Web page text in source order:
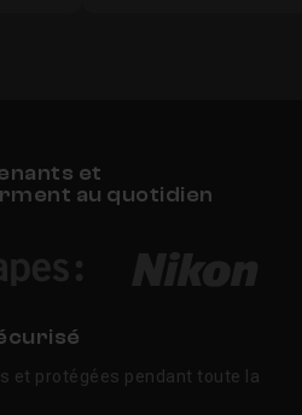
et
au quotidien
et protégées pendant toute la